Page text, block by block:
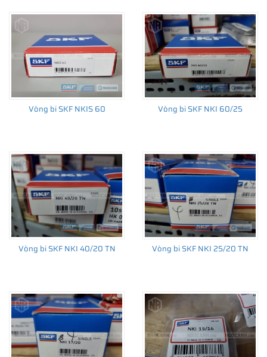
Vòng bi SKF NKIS 60 Vòng bi SKF NKI 60/25
Vòng bi SKF NKI 40/20 TN Vòng bi SKF NKI 25/20 TN